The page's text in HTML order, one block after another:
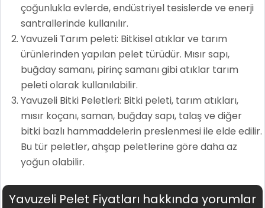
çoğunlukla evlerde, endüstriyel tesislerde ve enerji
santrallerinde kullanılır.
Yavuzeli Tarım peleti: Bitkisel atıklar ve tarım
ürünlerinden yapılan pelet türüdür. Mısır sapı,
buğday samanı, pirinç samanı gibi atıklar tarım
peleti olarak kullanılabilir.
Yavuzeli Bitki Peletleri: Bitki peleti, tarım atıkları,
mısır koçanı, saman, buğday sapı, talaş ve diğer
bitki bazlı hammaddelerin preslenmesi ile elde edilir.
Bu tür peletler, ahşap peletlerine göre daha az
yoğun olabilir.
Yavuzeli Pelet Fiyatları hakkında yorumlar